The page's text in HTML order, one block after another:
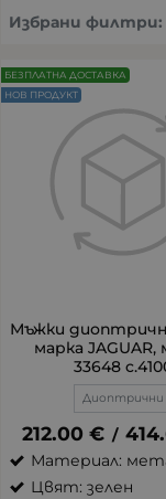
Избрани филтри:
Мъжки
марка JAGUAR,
33648
Диоптрични
212.00 € /
Материал:
Цвят: зелен
БЕЗПЛАТНА ДОСТАВКА
НОВ ПРОДУКТ